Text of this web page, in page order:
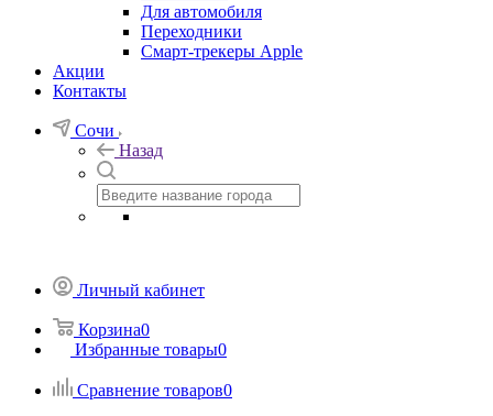
Для автомобиля
Переходники
Смарт-трекеры Apple
Акции
Контакты
Сочи
Назад
Личный кабинет
Корзина0
Избранные товары0
Сравнение товаров0